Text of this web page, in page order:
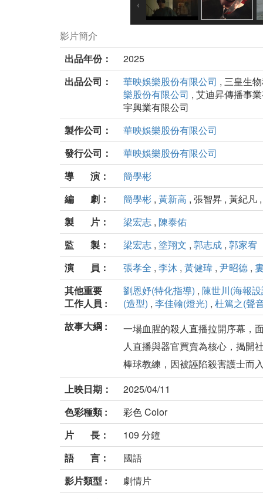
影片簡介
出品年份：
2025
出品公司：
華映娛樂股份有限公司 , 三皇生
樂股份有限公司 , 艾迪昇傳播事
宇興業有限公司
製作公司：
華映娛樂股份有限公司
發行公司：
華映娛樂股份有限公司
導 演：
簡學彬
編 劇：
簡學彬 , 黃新高 , 張智昇 , 黃紀凡
製 片：
梁宏志 , 陳泰佑
監 製：
梁宏志 , 塗翔文 , 郭志成 , 郭家宥
演 員：
張孝全 , 李沐 , 黃健瑋 , 尹昭德 ,
其他重要
工作人員 :
劉恩妤(特化指導) , 陳世川(海報
(造型) , 李佳翰(燈光) , 杜篤之(聲
故事大綱 :
一場血腥的殺人直播拉開序幕，
人直播與器官買賣為核心，揭開
棒球教練，因被誣陷殺害護士而
上映日期：
2025/04/11
色彩種類 :
彩色 Color
片 長：
109 分鐘
語 言：
國語
影片類型 :
劇情片